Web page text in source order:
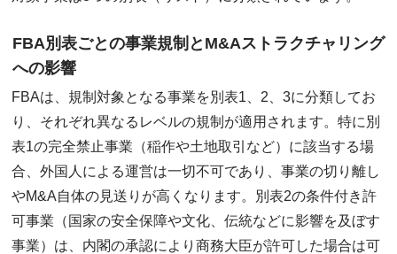
FBA別表ごとの事業規制とM&Aストラクチャリング
への影響
FBAは、規制対象となる事業を別表1、2、3に分類してお
り、それぞれ異なるレベルの規制が適用されます。特に別
表1の完全禁止事業（稲作や土地取引など）に該当する場
合、外国人による運営は一切不可であり、事業の切り離し
やM&A自体の見送りが高くなります。別表2の条件付き許
可事業（国家の安全保障や文化、伝統などに影響を及ぼす
事業）は、内閣の承認により商務大臣が許可した場合は可